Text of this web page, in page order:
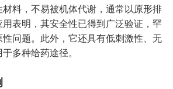
料，不易被机体代谢，通常以原形排
表明，其安全性已得到广泛验证，罕
性问题。此外，它还具有低刺激性、无
多种给药途径。